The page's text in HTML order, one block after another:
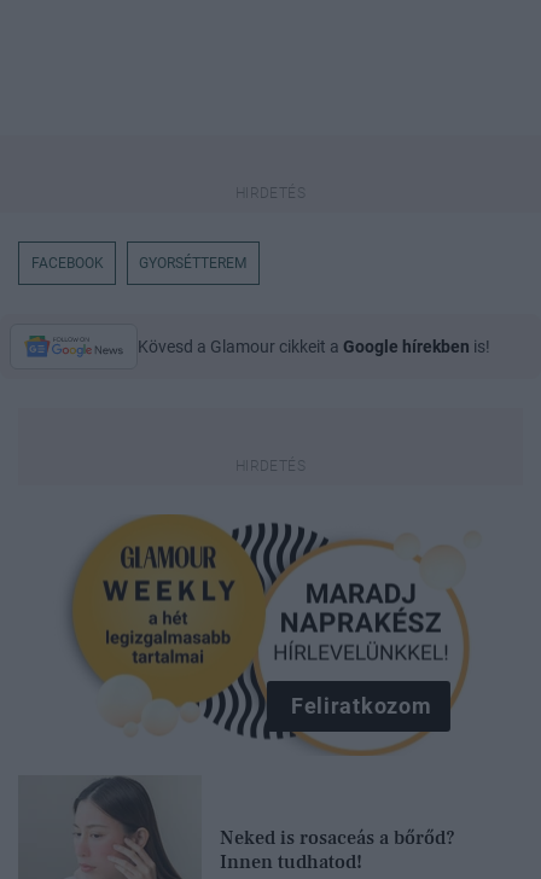
FACEBOOK GYORSÉTTEREM
Kövesd a Glamour cikkeit a Google hírekben is!
Feliratkozom
Neked is rosaceás a bőrőd?
Innen tudhatod!